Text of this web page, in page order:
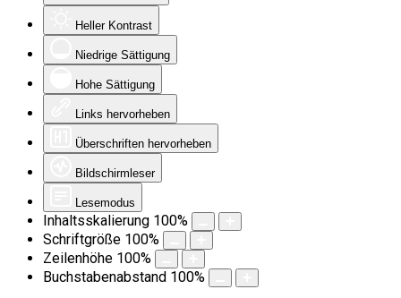
Heller Kontrast
Niedrige Sättigung
Hohe Sättigung
Links hervorheben
Überschriften hervorheben
Bildschirmleser
Lesemodus
Inhaltsskalierung 100%
Schriftgröße 100%
Zeilenhöhe 100%
Buchstabenabstand 100%